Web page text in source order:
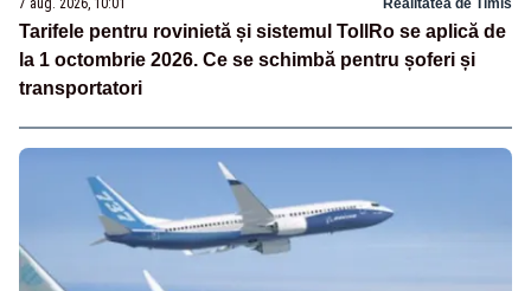
7 aug. 2026, 10:01 Realitatea de Timis
Tarifele pentru rovinietă și sistemul TollRo se aplică de
la 1 octombrie 2026. Ce se schimbă pentru șoferi și
transportatori